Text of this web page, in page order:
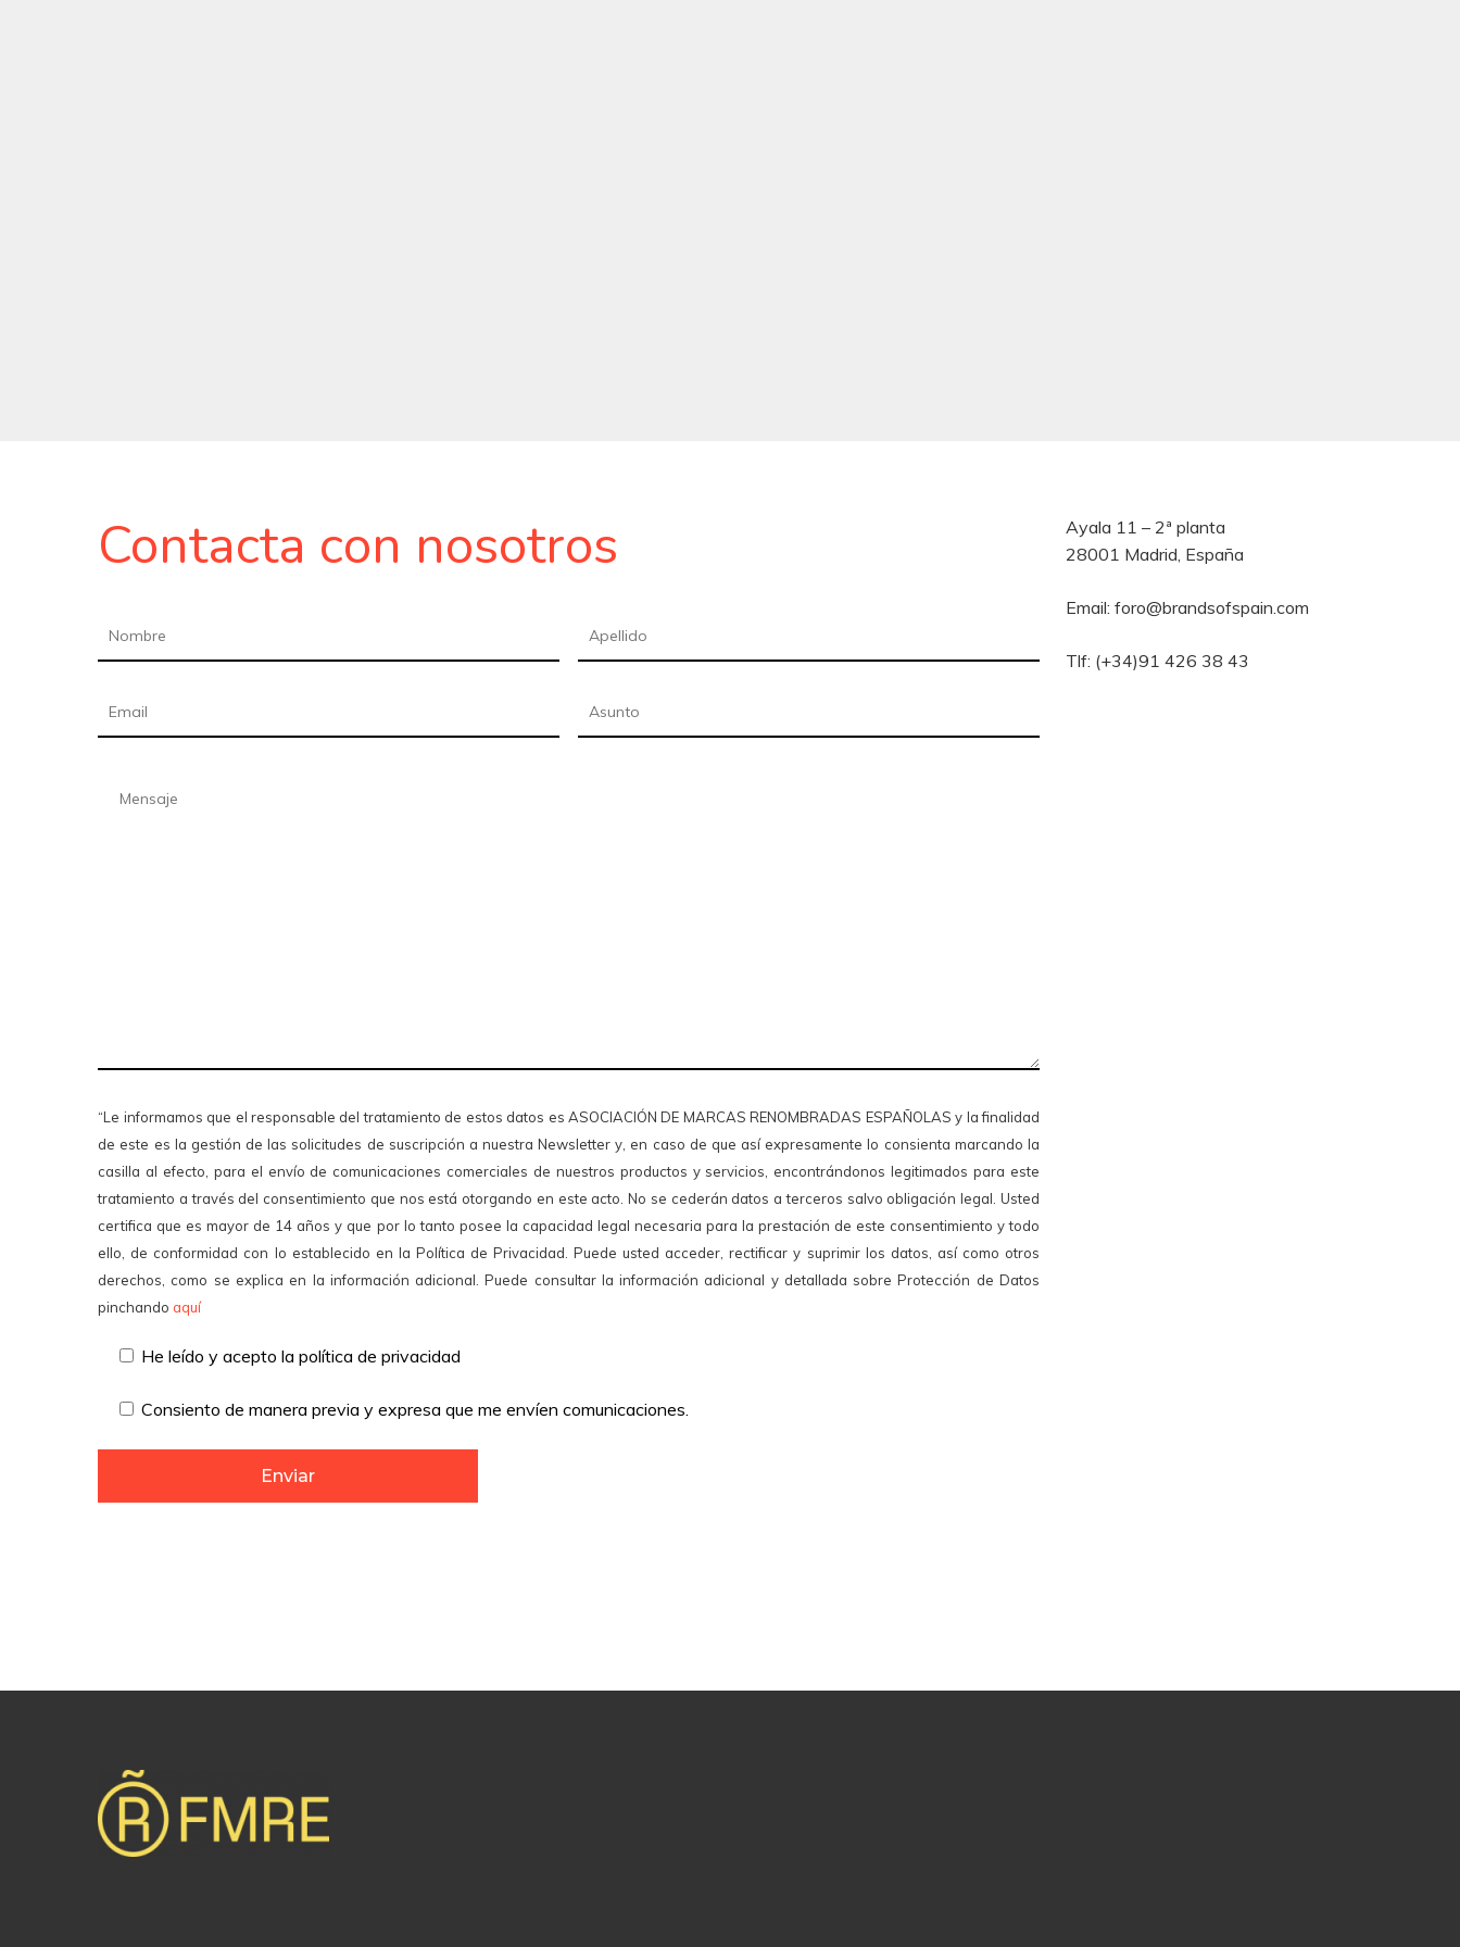
Contacta con nosotros
“Le informamos que el responsable del tratamiento de estos datos es ASOCIACIÓN DE MARCAS RENOMBRADAS ESPAÑOLAS y la finalidad
de este es la gestión de las solicitudes de suscripción a nuestra Newsletter y, en caso de que así expresamente lo consienta marcando la
casilla al efecto, para el envío de comunicaciones comerciales de nuestros productos y servicios, encontrándonos legitimados para este
tratamiento a través del consentimiento que nos está otorgando en este acto. No se cederán datos a terceros salvo obligación legal. Usted
certifica que es mayor de 14 años y que por lo tanto posee la capacidad legal necesaria para la prestación de este consentimiento y todo
ello, de conformidad con lo establecido en la Política de Privacidad. Puede usted acceder, rectificar y suprimir los datos, así como otros
derechos, como se explica en la información adicional. Puede consultar la información adicional y detallada sobre Protección de Datos
pinchando aquí
He leído y acepto la política de privacidad
Consiento de manera previa y expresa que me envíen comunicaciones.
Ayala 11 – 2ª planta
28001 Madrid, España
Email: foro@brandsofspain.com
Tlf: (+34)91 426 38 43